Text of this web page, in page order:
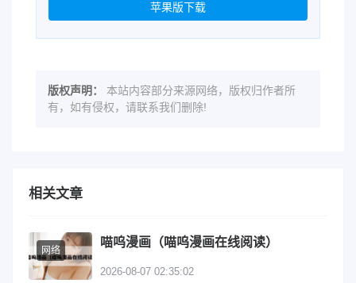
苹果版下载
版权声明：
本站内容部分来源网络，版权归作者所
有，如有侵权，请联系我们删除!
相关文章
网络
喵呜漫画（喵呜漫画在线阅读）
2026-08-07 02:35:02